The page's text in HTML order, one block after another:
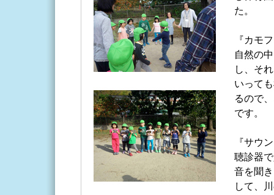
た。
『カモ
自然の
し、そ
いって
るので
です。
『サウ
聴診器
音を聞
して、